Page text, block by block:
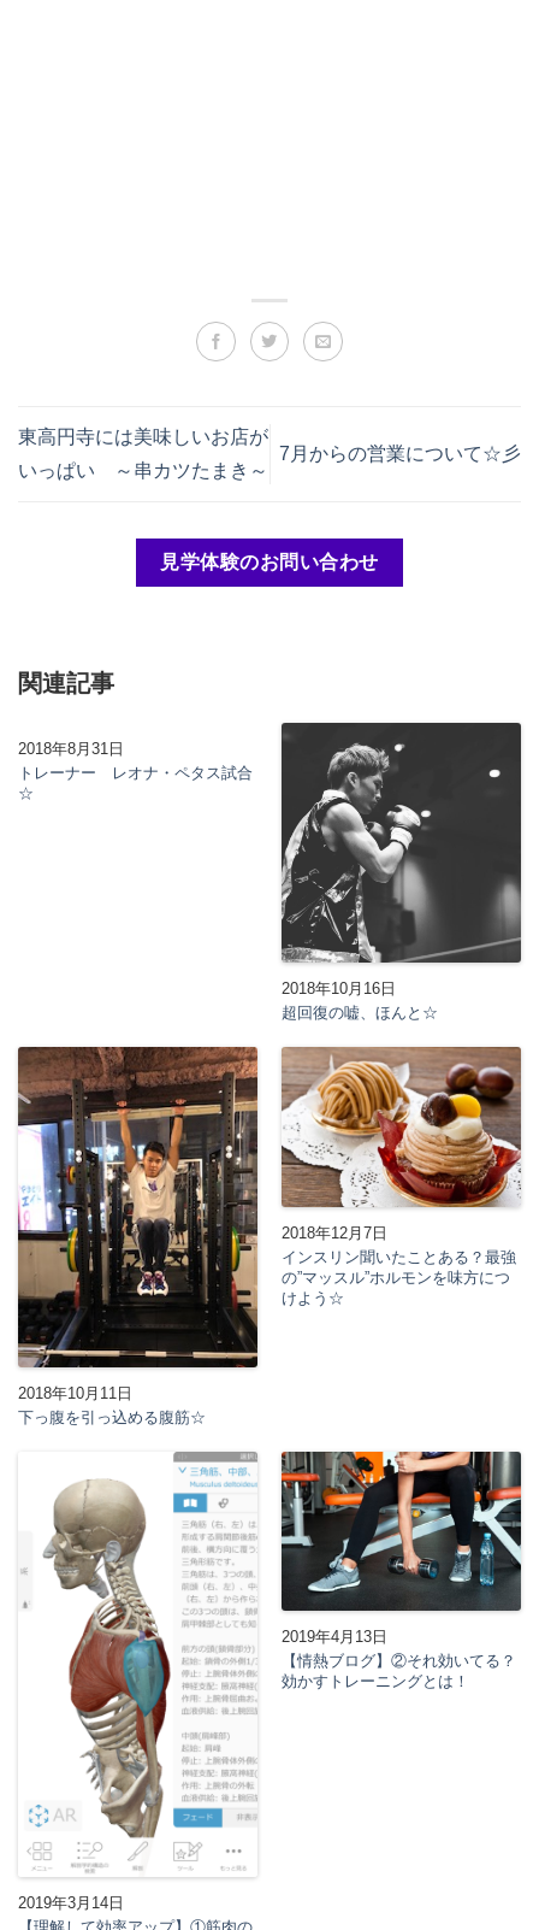
東高円寺には美味しいお店が
いっぱい ～串カツたまき～
7月からの営業について☆彡
見学体験のお問い合わせ
関連記事
2018年8月31日
トレーナー レオナ・ペタス試合
☆
2018年10月16日
超回復の嘘、ほんと☆
2018年10月11日
下っ腹を引っ込める腹筋☆
2018年12月7日
インスリン聞いたことある？最強
の”マッスル”ホルモンを味方につ
けよう☆
2019年3月14日
2019年4月13日
【情熱ブログ】②それ効いてる？
効かすトレーニングとは！